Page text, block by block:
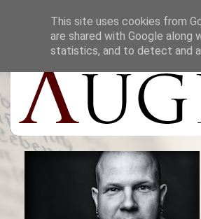
This site uses cookies from
are shared with Google
statistics, and to detect and